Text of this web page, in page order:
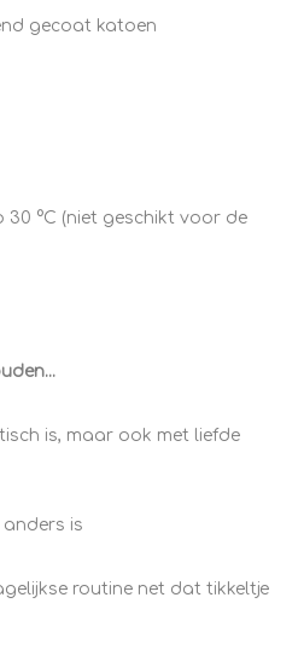
gecoat katoen
°C (niet geschikt voor de
is, maar ook met liefde
is
routine net dat tikkeltje